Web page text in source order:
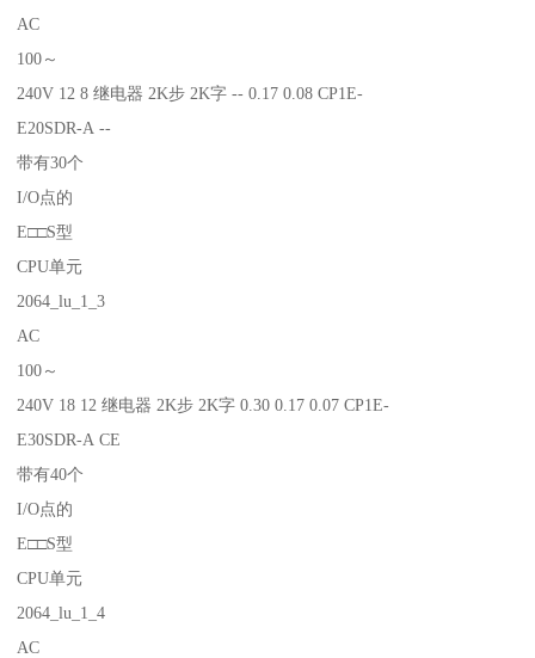
AC
100～
240V 12 8 继电器 2K步 2K字 -- 0.17 0.08 CP1E-
E20SDR-A --
带有30个
I/O点的
E□□S型
CPU单元
2064_lu_1_3
AC
100～
240V 18 12 继电器 2K步 2K字 0.30 0.17 0.07 CP1E-
E30SDR-A CE
带有40个
I/O点的
E□□S型
CPU单元
2064_lu_1_4
AC